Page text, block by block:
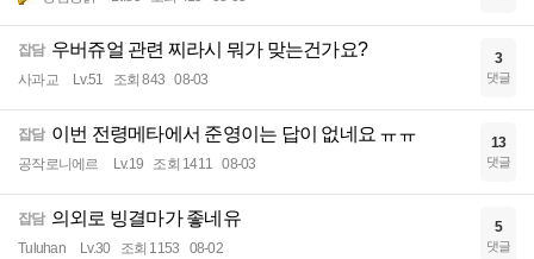
잡담 우버쥬얼 관련 찌라시 뭐가 맞는건가요?
사과교 Lv.51 조회 843 08-03
3
댓글
잡담 이번 전령메타에서 준영이는 답이 없네요 ㅠㅠ
공작로니에르 Lv.19 조회 1411 08-03
13
댓글
잡담 의외로 빙결마가 좋네유
Tuluhan Lv.30 조회 1153 08-02
5
댓글